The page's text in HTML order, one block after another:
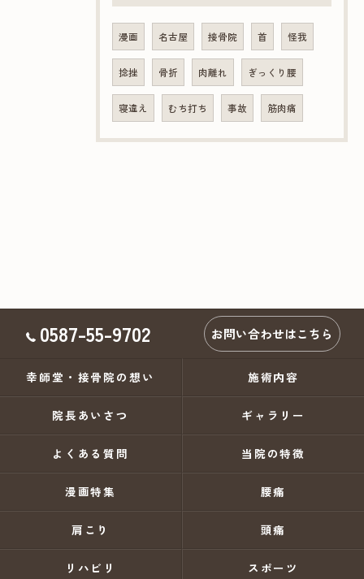
漫画 名古屋 接骨院 首 怪我
捻挫 骨折 肉離れ ぎっくり腰
寝違え むち打ち 事故 筋肉痛
0587-55-9702 お問い合わせはこちら
幸師堂・接骨院の想い 施術内容
院長あいさつ ギャラリー
よくある質問 当院の特徴
漫画特集 腰痛
肩こり 頭痛
リハビリ スポーツ